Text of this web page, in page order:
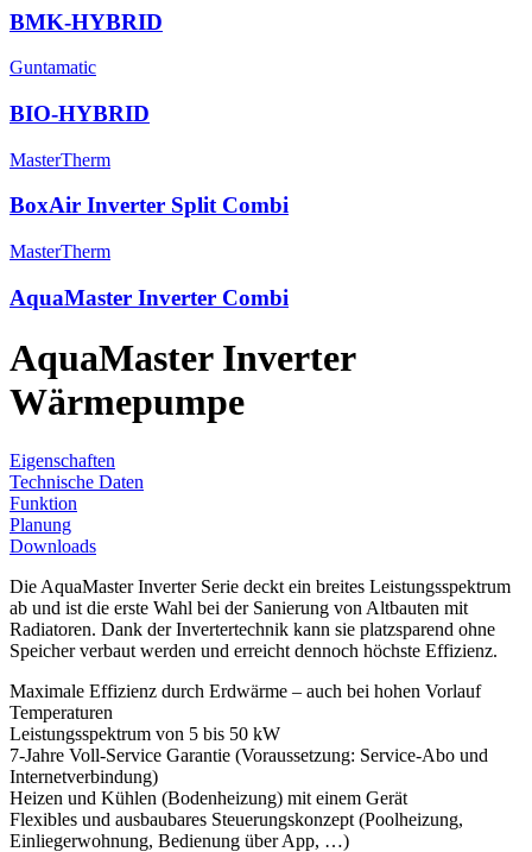
BMK-HYBRID
Guntamatic
BIO-HYBRID
MasterTherm
BoxAir Inverter Split Combi
MasterTherm
AquaMaster Inverter Combi
AquaMaster Inverter
Wärmepumpe
Eigenschaften
Technische Daten
Funktion
Planung
Downloads
Die AquaMaster Inverter Serie deckt ein breites Leistungsspektrum
ab und ist die erste Wahl bei der Sanierung von Altbauten mit
Radiatoren. Dank der Invertertechnik kann sie platzsparend ohne
Speicher verbaut werden und erreicht dennoch höchste Effizienz.
Maximale Effizienz durch Erdwärme – auch bei hohen Vorlauf
Temperaturen
Leistungsspektrum von 5 bis 50 kW
7-Jahre Voll-Service Garantie (Voraussetzung: Service-Abo und
Internetverbindung)
Heizen und Kühlen (Bodenheizung) mit einem Gerät
Flexibles und ausbaubares Steuerungskonzept (Poolheizung,
Einliegerwohnung, Bedienung über App, …)